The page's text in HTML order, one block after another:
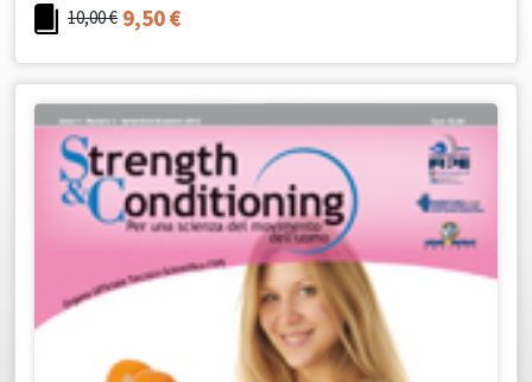
10,00€ 9,50€